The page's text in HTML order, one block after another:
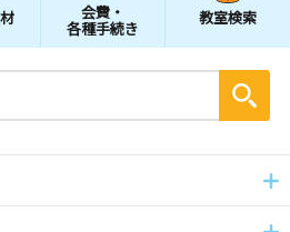
会費・
各種手続き
教室検索